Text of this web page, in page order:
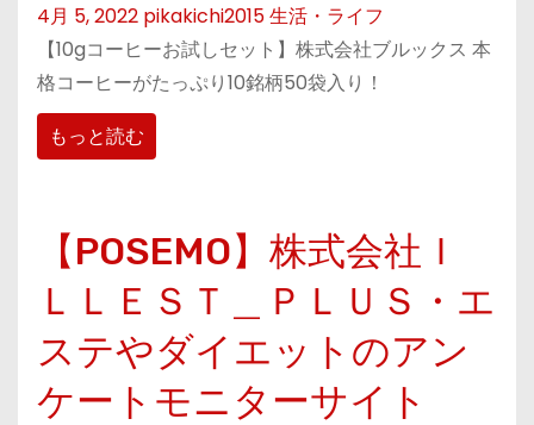
4月 5, 2022 pikakichi2015生活・ライフ
【10gコーヒーお試しセット】株式会社ブルックス 本
格コーヒーがたっぷり10銘柄50袋入り！
もっと読む
【POSEMO】株式会社Ｉ
ＬＬＥＳＴ＿ＰＬＵＳ・エ
ステやダイエットのアン
ケートモニターサイト